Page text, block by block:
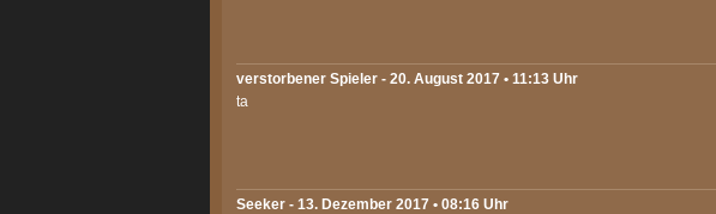
verstorbener Spieler - 20. August 2017 • 11:13 Uhr
ta
Seeker - 13. Dezember 2017 • 08:16 Uhr